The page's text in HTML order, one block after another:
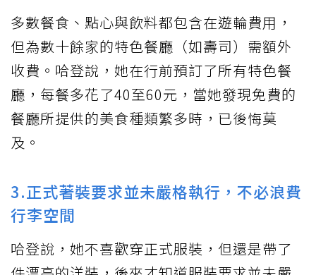
多數餐食、點心與飲料都包含在遊輪費用，
但為數十餘家的特色餐廳（如壽司）需額外
收費。哈登說，她在行前預訂了所有特色餐
廳，每餐多花了40至60元，當她發現免費的
餐廳所提供的美食種類繁多時，已後悔莫
及。
3.正式著裝要求並未嚴格執行，不必浪費
行李空間
哈登說，她不喜歡穿正式服裝，但還是帶了